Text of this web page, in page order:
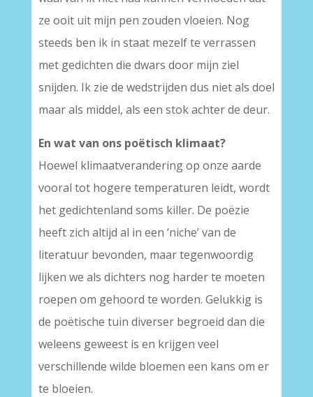
ze ooit uit mijn pen zouden vloeien. Nog
steeds ben ik in staat mezelf te verrassen
met gedichten die dwars door mijn ziel
snijden. Ik zie de wedstrijden dus niet als doel
maar als middel, als een stok achter de deur.
En wat van ons poëtisch klimaat?
Hoewel klimaatverandering op onze aarde
vooral tot hogere temperaturen leidt, wordt
het gedichtenland soms killer. De poëzie
heeft zich altijd al in een ‘niche’ van de
literatuur bevonden, maar tegenwoordig
lijken we als dichters nog harder te moeten
roepen om gehoord te worden. Gelukkig is
de poëtische tuin diverser begroeid dan die
weleens geweest is en krijgen veel
verschillende wilde bloemen een kans om er
te bloeien.